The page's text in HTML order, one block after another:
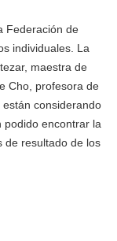
Federación de
individuales. La
maestra de
Cho, profesora de
considerando
podido encontrar la
de resultado de los